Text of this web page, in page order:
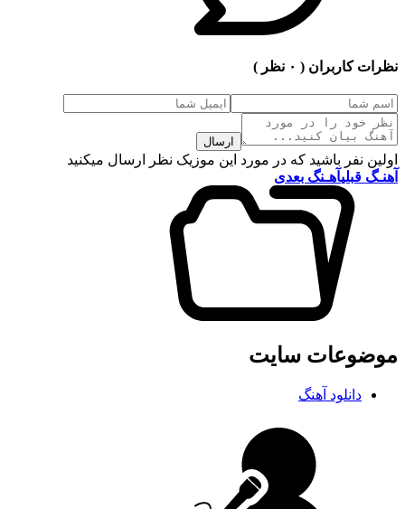
نظرات کاربران ( ۰ نظر )
ارسال
اولین نفر باشید که در مورد این موزیک نظر ارسال میکنید
آهنـگ قبلیآهـنگ بعدی
موضوعات سایت
دانلود آهنگ